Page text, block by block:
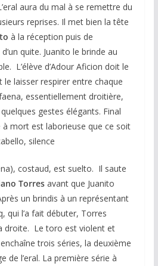
aura du mal à se remettre du
reprises. Il met bien la tête
à la réception puis de
quite. Juanito le brinde au
L’élève d’Adour Aficion doit le
laisser respirer entre chaque
essentiellement droitière,
gestes élégants. Final
mort est laborieuse que ce soit
silence
costaud, est suelto. Il saute
Torresavant que Juanito
un brindis à un représentant
qui l’a fait débuter, Torres
droite. Le toro est violent et
trois séries, la deuxième
de l’eral. La première série à